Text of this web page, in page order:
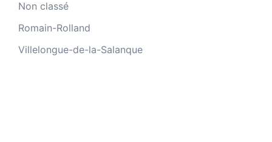
Non classé
Romain-Rolland
Villelongue-de-la-Salanque